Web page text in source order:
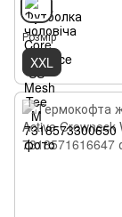
Розмір
XXL